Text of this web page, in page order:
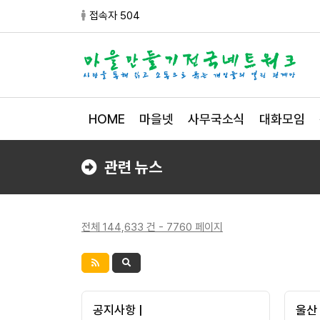
접속자 504
HOME 마을넷 사무국소식 대화모임
관련 뉴스
전체 144,633 건 - 7760 페이지
공지사항 |
울산